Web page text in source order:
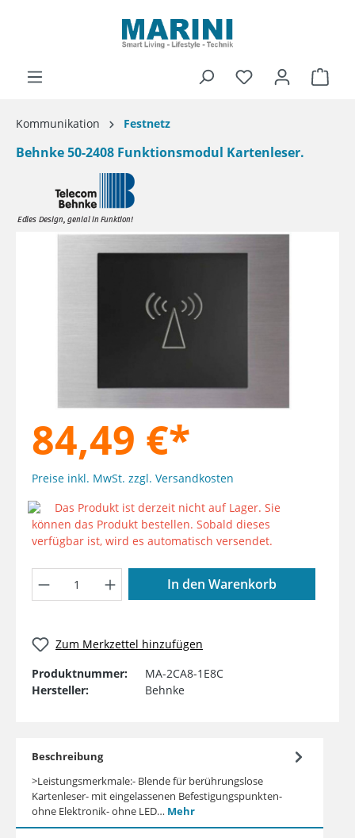
Kommunikation Festnetz
Behnke 50-2408 Funktionsmodul Kartenleser.
Bildergalerie überspringen
84,49 €*
Preise inkl. MwSt. zzgl. Versandkosten
Das Produkt ist derzeit nicht auf Lager. Sie
können das Produkt bestellen. Sobald dieses
verfügbar ist, wird es automatisch versendet.
Produkt Anzahl: Gib den
In den Warenkorb
Zum Merkzettel hinzufügen
Produktnummer:
MA-2CA8-1E8C
Hersteller:
Behnke
Beschreibung
>Leistungsmerkmale:- Blende für berührungslose
Kartenleser- mit eingelassenen Befestigungspunkten-
ohne Elektronik- ohne LED… Mehr